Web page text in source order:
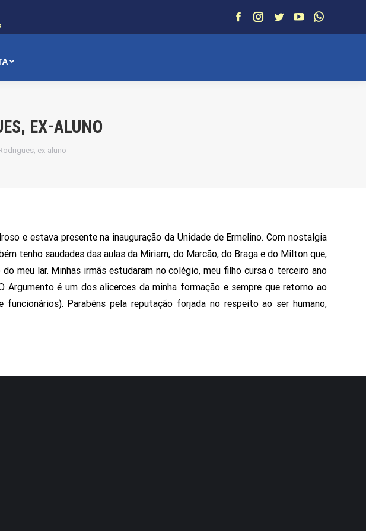
FacebookInstagram
TwitterYouTubeWhatsapp
EX-ALUNO
ex-aluno
e estava presente na inauguração da Unidade de Ermelino. Com nostalgia
tenho saudades das aulas da Miriam, do Marcão, do Braga e do Milton que,
meu lar. Minhas irmãs estudaram no colégio, meu filho cursa o terceiro ano
é um dos alicerces da minha formação e sempre que retorno ao
Parabéns pela reputação forjada no respeito ao ser humano,